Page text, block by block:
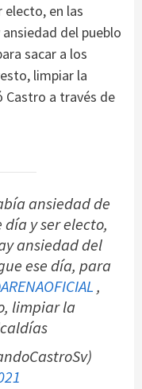
electo, en las
del pueblo
sacar a los
limpiar la
Castro a través de
ansiedad de
y ser electo,
ansiedad del
ese día, para
,
limpiar la